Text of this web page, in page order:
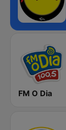
FM O Dia